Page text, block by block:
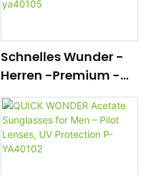
Schnelles Wunder -
Herren -Premium -
Acetat -
Sonnenbrillen - UV
Protective Slanted
Rechteck Linsen P -